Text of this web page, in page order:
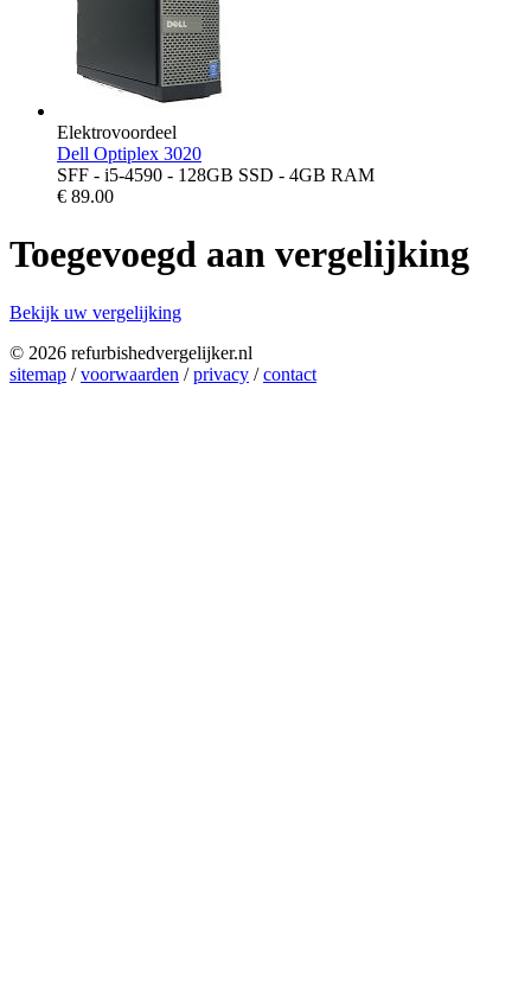
Elektrovoordeel
Dell Optiplex 3020
SFF - i5-4590 - 128GB SSD - 4GB RAM
€ 89.00
Toegevoegd aan vergelijking
Bekijk uw vergelijking
© 2026 refurbishedvergelijker.nl
sitemap /voorwaarden /privacy /contact